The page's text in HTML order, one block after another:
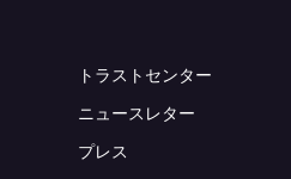
トラストセンター
ニュースレター
プレス